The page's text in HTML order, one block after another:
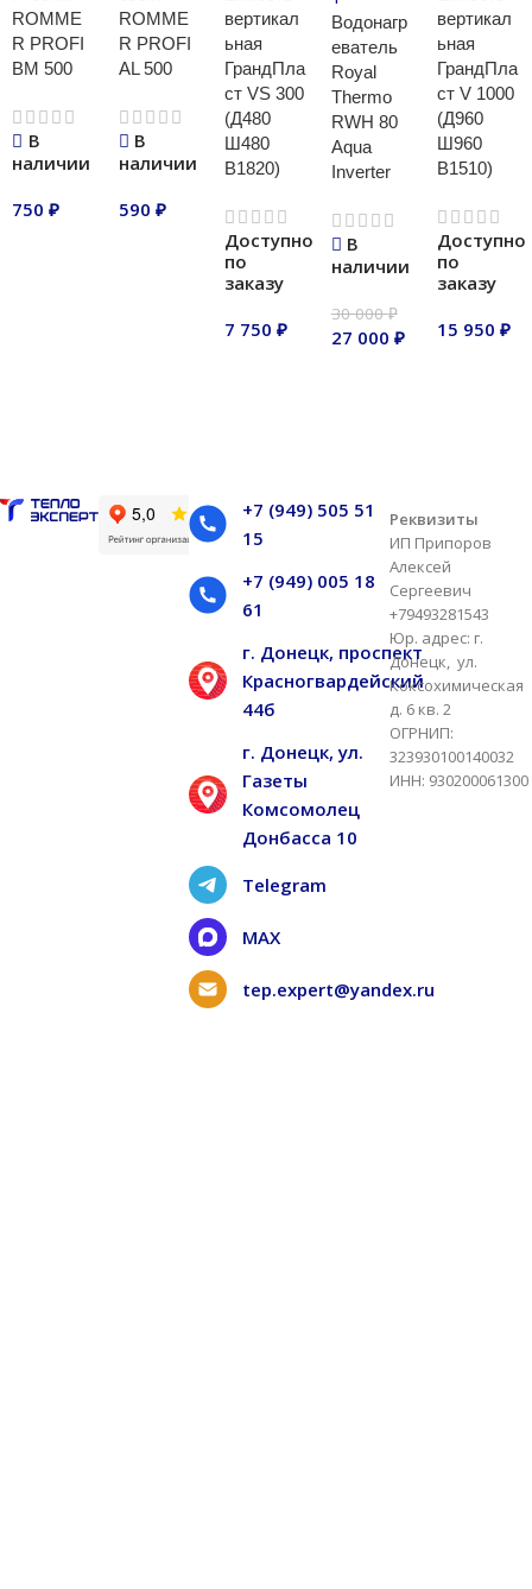
ROMME
R PROFI
BM 500
В
наличии
750 ₽
ROMME
R PROFI
AL 500
В
наличии
590 ₽
вертикал
ьная
ГрандПла
ст VS 300
(Д480
Ш480
В1820)
Доступно
по
заказу
7 750₽
Водонагр
еватель
Royal
Thermo
RWH 80
Aqua
Inverter
В
наличии
30 000₽
27 000 ₽
вертикал
ьная
ГрандПла
ст V 1000
(Д960
Ш960
В1510)
Доступно
по
заказу
15 950₽
+7 (949) 505 51
15
+7 (949) 005 18
61
г. Донецк, проспект
Красногвардейский
44б
г. Донецк, ул.
Газеты
Комсомолец
Донбасса 10
Telegram
MAX
tep.expert@yandex.ru
Реквизиты
ИП Припоров
Алексей
Сергеевич
+79493281543
Юр. адрес: г.
Донецк, ул.
Коксохимическая
д. 6 кв. 2
ОГРНИП:
323930100140032
ИНН: 930200061300